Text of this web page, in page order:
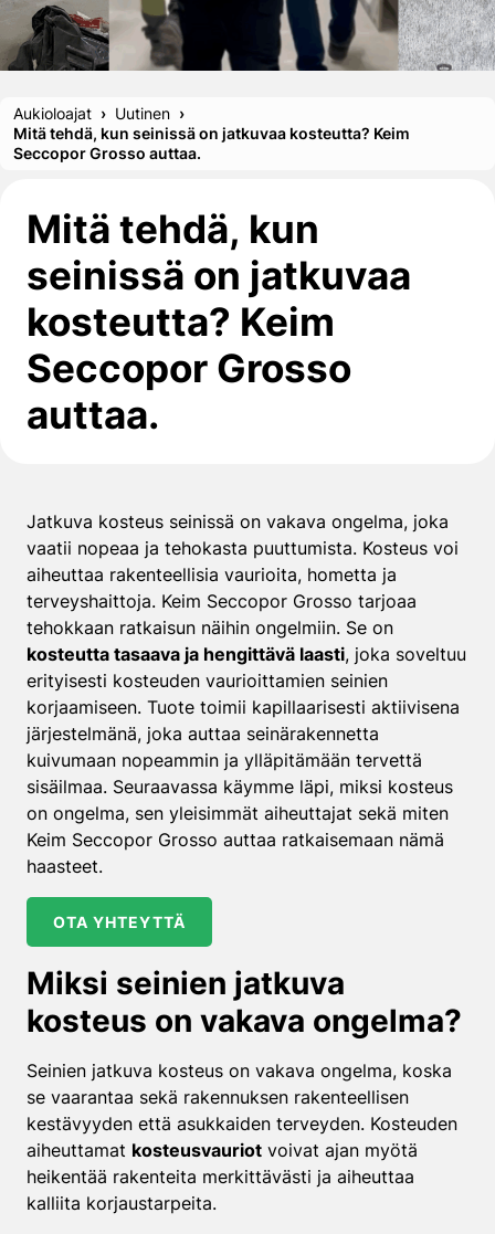
Aukioloajat
Uutinen
Mitä tehdä, kun seinissä on jatkuvaa kosteutta? Keim
Seccopor Grosso auttaa.
Mitä tehdä, kun
seinissä on jatkuvaa
kosteutta? Keim
Seccopor Grosso
auttaa.
Jatkuva kosteus seinissä on vakava ongelma, joka
vaatii nopeaa ja tehokasta puuttumista. Kosteus voi
aiheuttaa rakenteellisia vaurioita, hometta ja
terveyshaittoja. Keim Seccopor Grosso tarjoaa
tehokkaan ratkaisun näihin ongelmiin. Se on
kosteutta tasaava ja hengittävä laasti, joka soveltuu
erityisesti kosteuden vaurioittamien seinien
korjaamiseen. Tuote toimii kapillaarisesti aktiivisena
järjestelmänä, joka auttaa seinärakennetta
kuivumaan nopeammin ja ylläpitämään tervettä
sisäilmaa. Seuraavassa käymme läpi, miksi kosteus
on ongelma, sen yleisimmät aiheuttajat sekä miten
Keim Seccopor Grosso auttaa ratkaisemaan nämä
haasteet.
OTA YHTEYTTÄ
Miksi seinien jatkuva
kosteus on vakava ongelma?
Seinien jatkuva kosteus on vakava ongelma, koska
se vaarantaa sekä rakennuksen rakenteellisen
kestävyyden että asukkaiden terveyden. Kosteuden
aiheuttamat kosteusvauriot voivat ajan myötä
heikentää rakenteita merkittävästi ja aiheuttaa
kalliita korjaustarpeita.